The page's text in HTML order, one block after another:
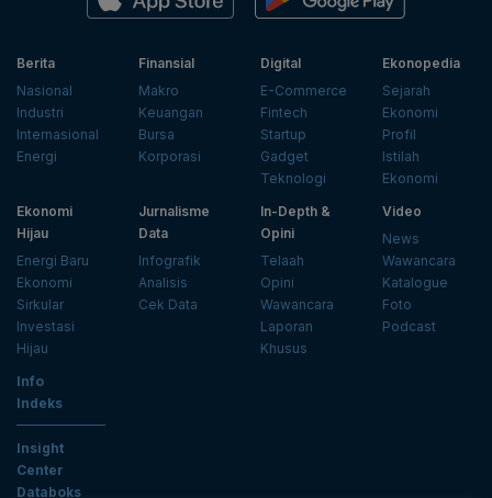
Berita
Nasional
Industri
Internasional
Energi
Finansial
Makro
Keuangan
Bursa
Korporasi
Digital
E-Commerce
Fintech
Startup
Gadget
Teknologi
Ekonopedia
Sejarah
Ekonomi
Profil
Istilah
Ekonomi
Ekonomi
Hijau
Energi Baru
Ekonomi
Sirkular
Investasi
Hijau
Jurnalisme
Data
Infografik
Analisis
Cek Data
In-Depth &
Opini
Telaah
Opini
Wawancara
Laporan
Khusus
Video
News
Wawancara
Katalogue
Foto
Podcast
Info
Indeks
Insight
Center
Databoks